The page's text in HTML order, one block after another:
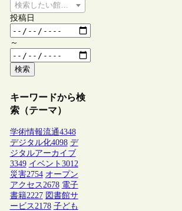
検索したい館種を選択してください
投稿日
～
検索
キーワードから検
索（テーマ）
学術情報流通4348
デジタル化4098 デ
ジタルアーカイブ
3349 イベント 3012
災害2754 オープン
アクセス 2678 電子
書籍2227 図書館サ
ービス 2178 子ども